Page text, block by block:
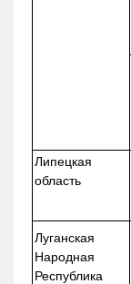
Липецкая
область
Луганская
Народная
Республика